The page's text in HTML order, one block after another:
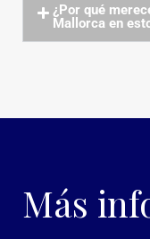
¿Por qué
Mallorca en
Más